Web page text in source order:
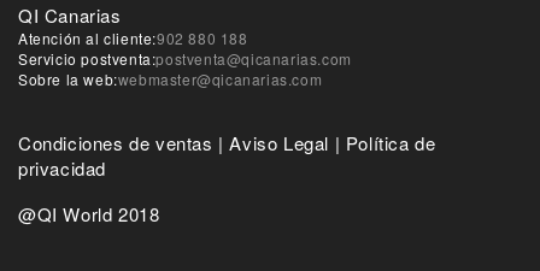
QI Canarias
Atención al cliente:902 880 188
Servicio postventa:postventa@qicanarias.com
Sobre la web:webmaster@qicanarias.com
Condiciones de ventas |Aviso Legal | Política de
privacidad
@QI World 2018